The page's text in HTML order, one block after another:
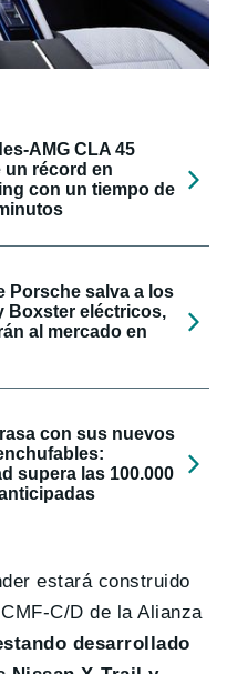
AMG CLA 45
un récord en
con un tiempo de
Porsche salva a los
Boxster eléctricos,
al mercado en
con sus nuevos
supera las 100.000
estará construido
C/D de la Alianza
desarrollado